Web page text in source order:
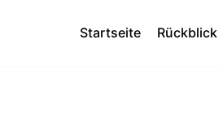
Startseite Rückblick